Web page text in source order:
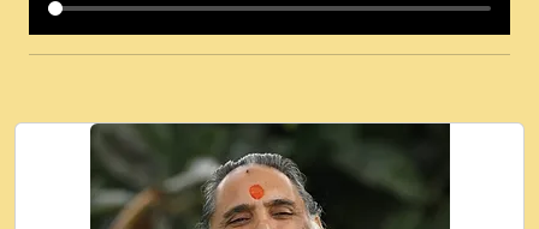
कई पकड क मर हथ र मह वदवन पहच दय! मह जन
Ki - Krishna Bhajan - New Bhajan 2020
#Ishwar Bhakti.mp3
जब से गीता ज्ञान पाया मैं बड़ी मस्ती में हूँ । 2018 -